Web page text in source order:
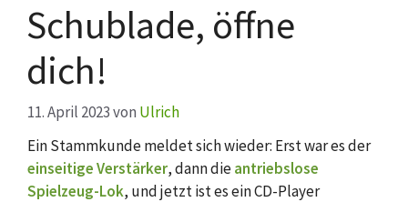
Schublade, öffne
dich!
11. April 2023von Ulrich
Ein Stammkunde meldet sich wieder: Erst war es der
einseitige Verstärker, dann dieantriebslose
Spielzeug-Lok, und jetzt ist es ein CD-Player